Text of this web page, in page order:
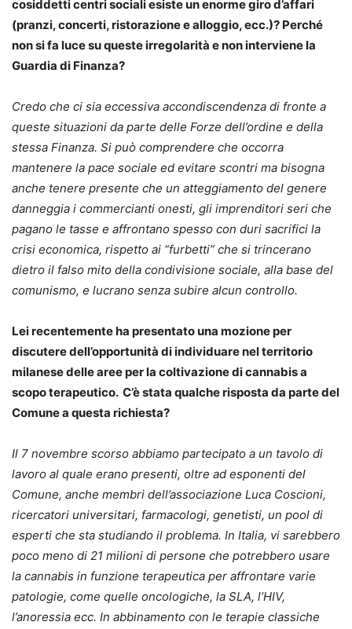
cosiddetti centri sociali esiste un enorme giro d’affari
(pranzi, concerti, ristorazione e alloggio, ecc.)? Perché
non si fa luce su queste irregolarità e non interviene la
Guardia di Finanza?
Credo che ci sia eccessiva accondiscendenza di fronte a
queste situazioni da parte delle Forze dell’ordine e della
stessa Finanza. Si può comprendere che occorra
mantenere la pace sociale ed evitare scontri ma bisogna
anche tenere presente che un atteggiamento del genere
danneggia i commercianti onesti, gli imprenditori seri che
pagano le tasse e affrontano spesso con duri sacrifici la
crisi economica, rispetto ai “furbetti” che si trincerano
dietro il falso mito della condivisione sociale, alla base del
comunismo, e lucrano senza subire alcun controllo.
Lei recentemente ha presentato una mozione per
discutere dell’opportunità di individuare nel territorio
milanese delle aree per la coltivazione di cannabis a
scopo terapeutico. C’è stata qualche risposta da parte del
Comune a questa richiesta?
Il 7 novembre scorso abbiamo partecipato a un tavolo di
lavoro al quale erano presenti, oltre ad esponenti del
Comune, anche membri dell’associazione Luca Coscioni,
ricercatori universitari, farmacologi, genetisti, un pool di
esperti che sta studiando il problema. In Italia, vi sarebbero
poco meno di 21 milioni di persone che potrebbero usare
la cannabis in funzione terapeutica per affrontare varie
patologie, come quelle oncologiche, la SLA, l’HIV,
l’anoressia ecc. In abbinamento con le terapie classiche